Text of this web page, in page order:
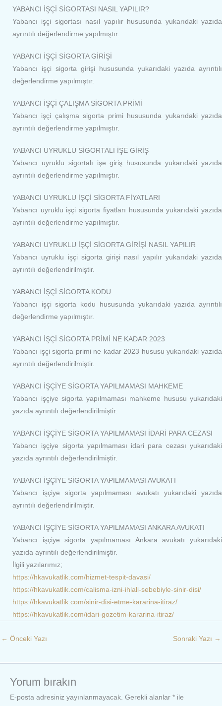
YABANCI İŞÇİ SİGORTASI NASIL YAPILIR?
Yabancı işçi sigortası nasıl yapılır hususunda yukarıdaki yazıda
ayrıntılı değerlendirme yapılmıştır.
YABANCI İŞÇİ SİGORTA GİRİŞİ
Yabancı işçi sigorta girişi hususunda yukarıdaki yazıda ayrıntılı
değerlendirme yapılmıştır.
YABANCI İŞÇİ ÇALIŞMA SİGORTA PRİMİ
Yabancı işçi çalışma sigorta primi hususunda yukarıdaki yazıda
ayrıntılı değerlendirme yapılmıştır.
YABANCI UYRUKLU SİGORTALI İŞE GİRİŞ
Yabancı uyruklu sigortalı işe giriş hususunda yukarıdaki yazıda
ayrıntılı değerlendirme yapılmıştır.
YABANCI UYRUKLU İŞÇİ SİGORTA FİYATLARI
Yabancı uyruklu işçi sigorta fiyatları hususunda yukarıdaki yazıda
ayrıntılı değerlendirme yapılmıştır.
YABANCI UYRUKLU İŞÇİ SİGORTA GİRİŞİ NASIL YAPILIR
Yabancı uyruklu işçi sigorta girişi nasıl yapılır yukarıdaki yazıda
ayrıntılı değerlendirilmiştir.
YABANCI İŞÇİ SİGORTA KODU
Yabancı işçi sigorta kodu hususunda yukarıdaki yazıda ayrıntılı
değerlendirme yapılmıştır.
YABANCI İŞÇİ SİGORTA PRİMİ NE KADAR 2023
Yabancı işçi sigorta primi ne kadar 2023 hususu yukarıdaki yazıda
ayrıntılı değerlendirilmiştir.
YABANCI İŞÇİYE SİGORTA YAPILMAMASI MAHKEME
Yabancı işçiye sigorta yapılmaması mahkeme hususu yukarıdaki
yazıda ayrıntılı değerlendirilmiştir.
YABANCI İŞÇİYE SİGORTA YAPILMAMASI İDARİ PARA CEZASI
Yabancı işçiye sigorta yapılmaması idari para cezası yukarıdaki
yazıda ayrıntılı değerlendirilmiştir.
YABANCI İŞÇİYE SİGORTA YAPILMAMASI AVUKATI
Yabancı işçiye sigorta yapılmaması avukatı yukarıdaki yazıda
ayrıntılı değerlendirilmiştir.
YABANCI İŞÇİYE SİGORTA YAPILMAMASI ANKARA AVUKATI
Yabancı işçiye sigorta yapılmaması Ankara avukatı yukarıdaki
yazıda ayrıntılı değerlendirilmiştir.
İlgili yazılarımız;
https://hkavukatlik.com/hizmet-tespit-davasi/
https://hkavukatlik.com/calisma-izni-ihlali-sebebiyle-sinir-disi/
https://hkavukatlik.com/sinir-disi-etme-kararina-itiraz/
https://hkavukatlik.com/idari-gozetim-kararina-itiraz/
← Önceki Yazı Sonraki Yazı →
Yorum bırakın
E-posta adresiniz yayınlanmayacak. Gerekli alanlar * ile